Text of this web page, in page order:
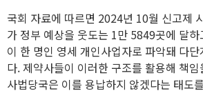
국회 자료에 따르면 2024년 10월 신고제
가 정부 예상을 웃도는 1만 5849곳에 달
이 한 명인 영세 개인사업자로 파악돼 다
다. 제약사들이 이러한 구조를 활용해 책
사법당국은 이를 용납하지 않겠다는 태도